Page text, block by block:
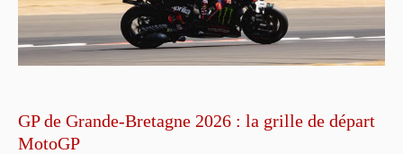
GP de Grande-Bretagne 2026 : la grille de départ
MotoGP